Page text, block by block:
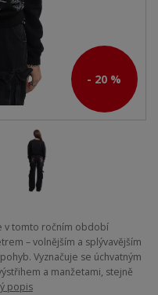
- 20 %
v tomto ročním období
– volnějším a splývavějším
Vyznačuje se úchvatným
a manžetami, stejně
popis